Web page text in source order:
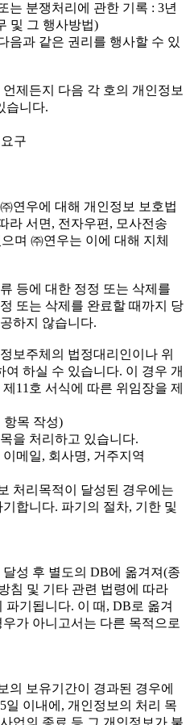
분쟁처리에 관한 기록 : 3년
및 그 행사방법)
음과 같은 권리를 행사할 수 있
제든지 다음 각 호의 개인정보
습니다.
구
연우에 대해 개인정보 보호법
라 서면, 전자우편, 모사전송
며 ㈜연우는 이에 대해 지체
등에 대한 정정 또는 삭제를
또는 삭제를 완료할 때까지 당
하지 않습니다.
보주체의 법정대리인이나 위
하실 수 있습니다. 이 경우 개
11호 서식에 따른 위임장을 제
항목 작성)
을 처리하고 있습니다.
메일, 회사명, 거주지역
처리목적이 달성된 경우에는
합니다. 파기의 절차, 기한 및
성 후 별도의 DB에 옮겨져(종
침 및 기타 관련 법령에 따라
기됩니다. 이 때, DB로 옮겨
가 아니고서는 다른 목적으로
의 보유기간이 경과된 경우에
일 이내에, 개인정보의 처리 목
업의 종료 등 그 개인정보가 불